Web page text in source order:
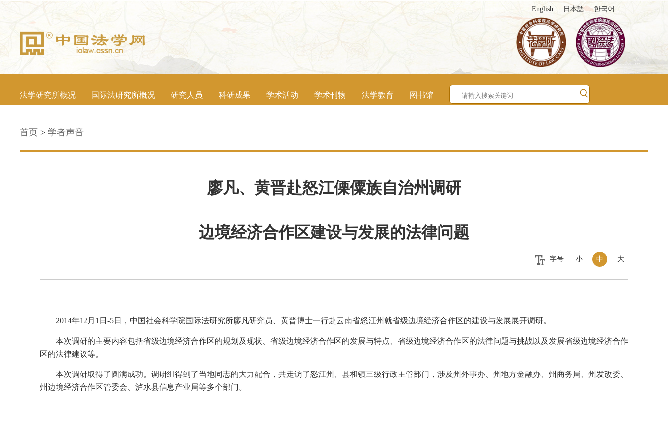
English 日本語 한국어
法学研究所概况 国际法研究所概况 研究人员 科研成果 学术活动 学术刊物 法学教育 图书馆
首页 > 学者声音
廖凡、黄晋赴怒江傈僳族自治州调研
边境经济合作区建设与发展的法律问题
字号: 小 中 大
2014年12月1日-5日，中国社会科学院国际法研究所廖凡研究员、黄晋博士一行赴云南省怒江州就省级边境经济合作区的建设与发展展开调研。
本次调研的主要内容包括省级边境经济合作区的规划及现状、省级边境经济合作区的发展与特点、省级边境经济合作区的法律问题与挑战以及发展省级边境经济合作
区的法律建议等。
本次调研取得了圆满成功。调研组得到了当地同志的大力配合，共走访了怒江州、县和镇三级行政主管部门，涉及州外事办、州地方金融办、州商务局、州发改委、
州边境经济合作区管委会、泸水县信息产业局等多个部门。